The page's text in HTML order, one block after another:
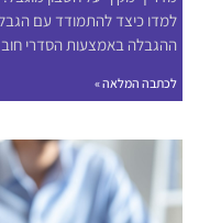
למדו כיצד להתמודד עם
ההגבלה באמצעות הסדרי חוב
לכתבה המלאה »